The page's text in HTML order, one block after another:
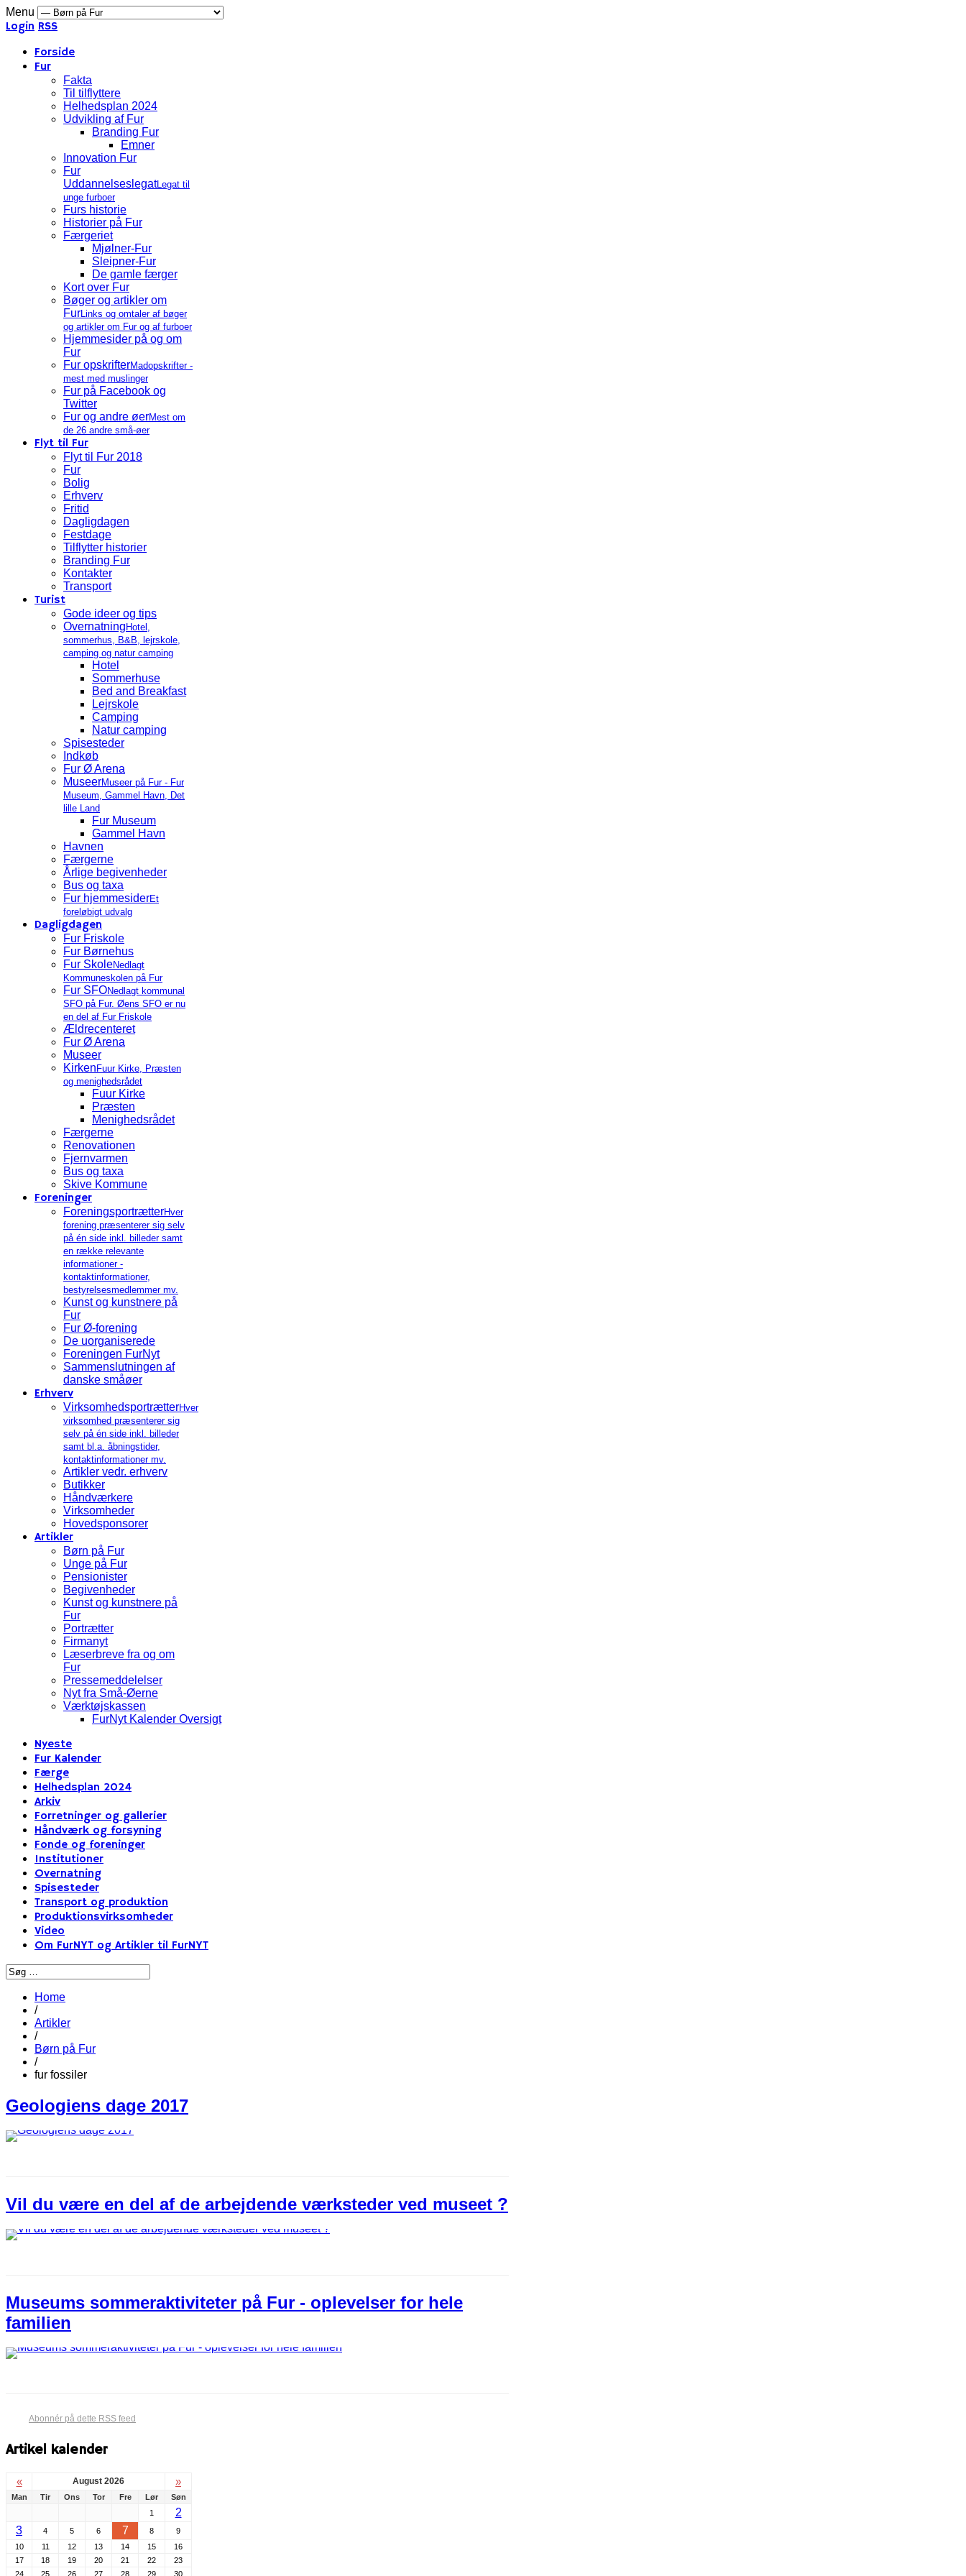
Menu
Login RSS
Forside
Fur
Fakta
Til tilflyttere
Helhedsplan 2024
Udvikling af Fur
Branding Fur
Emner
Innovation Fur
Fur
UddannelseslegatLegat til
unge furboer
Furs historie
Historier på Fur
Færgeriet
Mjølner-Fur
Sleipner-Fur
De gamle færger
Kort over Fur
Bøger og artikler om
FurLinks og omtaler af bøger
og artikler om Fur og af furboer
Hjemmesider på og om
Fur
Fur opskrifterMadopskrifter -
mest med muslinger
Fur på Facebook og
Twitter
Fur og andre øerMest om
de 26 andre små-øer
Flyt til Fur
Flyt til Fur 2018
Fur
Bolig
Erhverv
Fritid
Dagligdagen
Festdage
Tilflytter historier
Branding Fur
Kontakter
Transport
Turist
Gode ideer og tips
Overnatning Hotel,
sommerhus, B&B, lejrskole,
camping og natur camping
Hotel
Sommerhuse
Bed and Breakfast
Lejrskole
Camping
Natur camping
Spisesteder
Indkøb
Fur Ø Arena
MuseerMuseer på Fur - Fur
Museum, Gammel Havn, Det
lille Land
Fur Museum
Gammel Havn
Havnen
Færgerne
Årlige begivenheder
Bus og taxa
Fur hjemmesiderEt
foreløbigt udvalg
Dagligdagen
Fur Friskole
Fur Børnehus
Fur SkoleNedlagt
Kommuneskolen på Fur
Fur SFONedlagt kommunal
SFO på Fur. Øens SFO er nu
en del af Fur Friskole
Ældrecenteret
Fur Ø Arena
Museer
Kirken Fuur Kirke, Præsten
og menighedsrådet
Fuur Kirke
Præsten
Menighedsrådet
Færgerne
Renovationen
Fjernvarmen
Bus og taxa
Skive Kommune
Foreninger
ForeningsportrætterHver
forening præsenterer sig selv
på én side inkl. billeder samt
en række relevante
informationer -
kontaktinformationer,
bestyrelsesmedlemmer mv.
Kunst og kunstnere på
Fur
Fur Ø-forening
De uorganiserede
Foreningen FurNyt
Sammenslutningen af
danske småøer
Erhverv
VirksomhedsportrætterHver
virksomhed præsenterer sig
selv på én side inkl. billeder
samt bl.a. åbningstider,
kontaktinformationer mv.
Artikler vedr. erhverv
Butikker
Håndværkere
Virksomheder
Hovedsponsorer
Artikler
Børn på Fur
Unge på Fur
Pensionister
Begivenheder
Kunst og kunstnere på
Fur
Portrætter
Firmanyt
Læserbreve fra og om
Fur
Pressemeddelelser
Nyt fra Små-Øerne
Værktøjskassen
FurNyt Kalender Oversigt
Nyeste
Fur Kalender
Færge
Helhedsplan 2024
Arkiv
Forretninger og gallerier
Håndværk og forsyning
Fonde og foreninger
Institutioner
Overnatning
Spisesteder
Transport og produktion
Produktionsvirksomheder
Video
Om FurNYT og Artikler til FurNYT
Home
/
Artikler
/
Børn på Fur
/
fur fossiler
Geologiens dage 2017
Vil du være en del af de arbejdende værksteder ved museet ?
Museums sommeraktiviteter på Fur - oplevelser for hele
familien
Abonnér på dette RSS feed
Artikel kalender
« August 2026 »
Man Tir Ons Tor Fre Lør
Søn
1
2
3
4 5 6 7 8
9
10
11 12 13 14 15
16
17
18 19 20 21 22
23
24
25 26 27 28 29 30